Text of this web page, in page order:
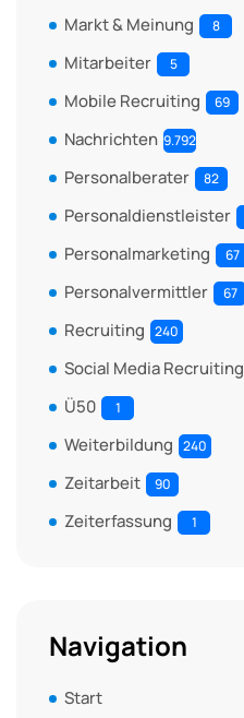
Markt & Meinung 8
Mitarbeiter 5
Mobile Recruiting 69
Nachrichten 9.792
Personalberater 82
Personaldienstleister
Personalmarketing 67
Personalvermittler 67
Recruiting 240
Social Media Recruiting
Ü50 1
Weiterbildung 240
Zeitarbeit 90
Zeiterfassung 1
Navigation
Start